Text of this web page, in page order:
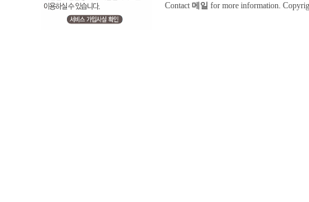
Contact 메일 for more information.